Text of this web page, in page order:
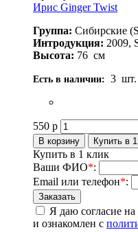
Ирис Ginger Twist
Группа: Сибирские
Интродукция: 2009,
Высота: 76 см
Есть в наличии: 3 шт.
550 р
Купить в 1 клик
Ваши ФИО*:
Email или телефон*:
Я даю согласие
и ознакомлен с